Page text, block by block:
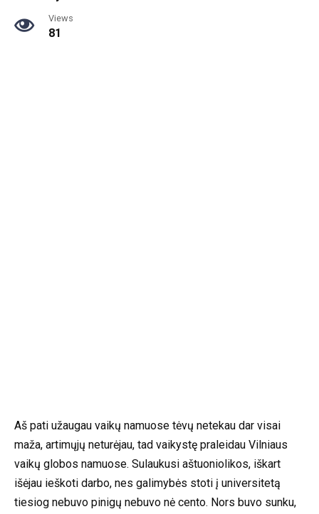
Views
81
Aš pati užaugau vaikų namuose tėvų netekau dar visai
maža, artimųjų neturėjau, tad vaikystę praleidau Vilniaus
vaikų globos namuose. Sulaukusi aštuoniolikos, iškart
išėjau ieškoti darbo, nes galimybės stoti į universitetą
tiesiog nebuvo pinigų nebuvo nė cento. Nors buvo sunku,